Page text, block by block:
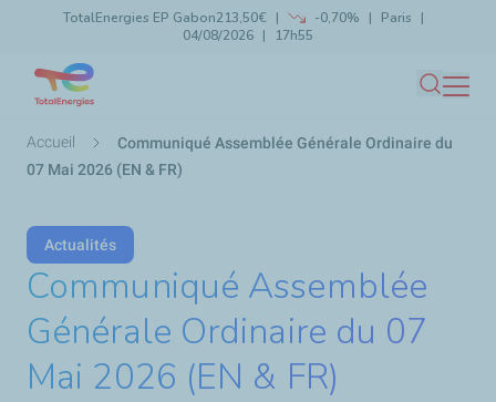
Aller
TotalEnergies EP Gabon213,50€ -0,70%
Paris
04/08/2026
17h55
Lancer la recherche
Fil
d'Ariane
Accueil
Communiqué Assemblée Générale Ordinaire du
07 Mai 2026 (EN & FR)
Actualités
Communiqué Assemblée
Générale Ordinaire du 07
Mai 2026 (EN & FR)